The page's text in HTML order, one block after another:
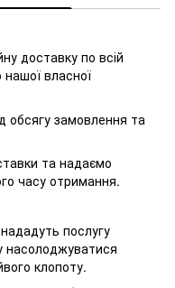
доставку по всій
нашої власної
обсягу замовлення та
та надаємо
часу отримання.
послугу
насолоджуватися
клопоту.